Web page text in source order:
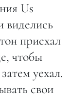
Us
виделись
приехал
чтобы
уехал.
свои